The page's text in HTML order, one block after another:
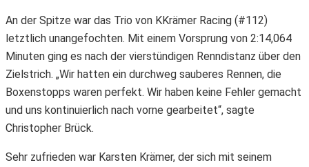
An der Spitze war das Trio von KKrämer Racing (#112)
letztlich unangefochten. Mit einem Vorsprung von 2:14,064
Minuten ging es nach der vierstündigen Renndistanz über den
Zielstrich. „Wir hatten ein durchweg sauberes Rennen, die
Boxenstopps waren perfekt. Wir haben keine Fehler gemacht
und uns kontinuierlich nach vorne gearbeitet“, sagte
Christopher Brück.
Sehr zufrieden war Karsten Krämer, der sich mit seinem